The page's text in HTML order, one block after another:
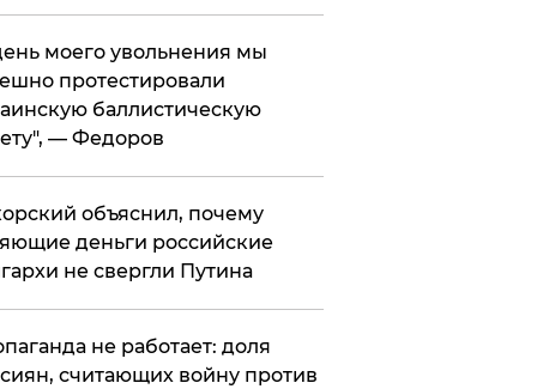
моего увольнения мы
протестировали
баллистическую
— Федоров
объяснил, почему
деньги российские
не свергли Путина
не работает: доля
считающих войну против